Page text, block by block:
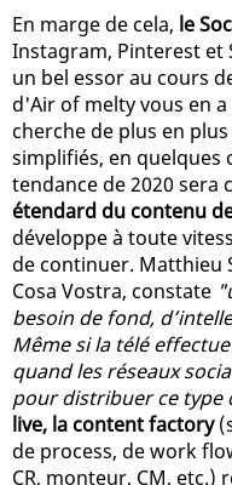
En marge de cela, le
Instagram, Pinterest et
un bel essor au cours
d'Air of melty vous en
cherche de plus en
simplifiés, en quelques
tendance de 2020 sera
étendard du contenu
développe à toute
de continuer. Matthieu
Cosa Vostra, constate
besoin de fond,
Même si la télé
quand les réseaux
pour distribuer ce type
live, la content factory
de process, de work
CR, monteur, CM, etc.)